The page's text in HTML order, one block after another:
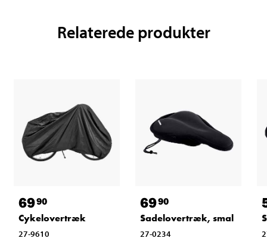
Relaterede produkter
6990
Cykelovertræk
27-9610
6990
Sadelovertræk, smal
27-0234